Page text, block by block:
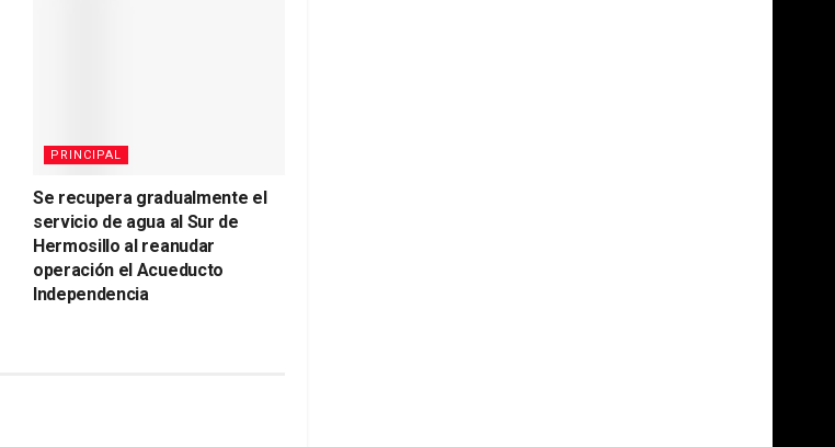
PRINCIPAL
Se recupera gradualmente el
servicio de agua al Sur de
Hermosillo al reanudar
operación el Acueducto
Independencia